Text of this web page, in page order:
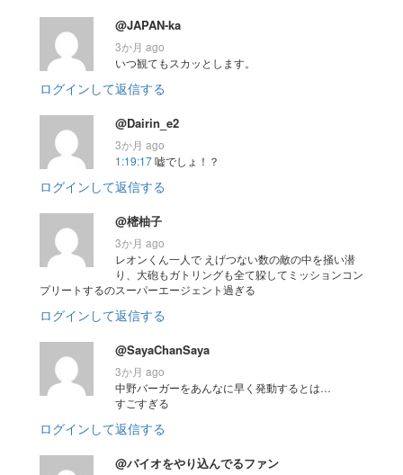
@JAPAN-ka
3か月 ago
いつ観てもスカッとします。
ログインして返信する
@Dairin_e2
3か月 ago
1:19:17嘘でしょ！？
ログインして返信する
@樒柚子
3か月 ago
レオンくん一人で えげつない数の敵の中を掻い潜
り、大砲もガトリングも全て躱してミッションコン
プリートするのスーパーエージェント過ぎる
ログインして返信する
@SayaChanSaya
3か月 ago
中野バーガーをあんなに早く発動するとは…
すごすぎる
ログインして返信する
@バイオをやり込んでるファン